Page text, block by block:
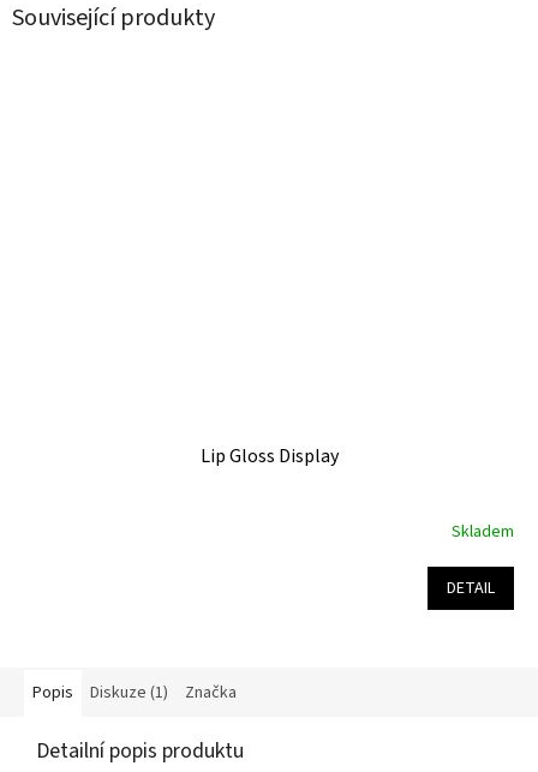
Související produkty
Lip Gloss Display
Skladem
DETAIL
Popis Diskuze (1) Značka
Detailní popis produktu